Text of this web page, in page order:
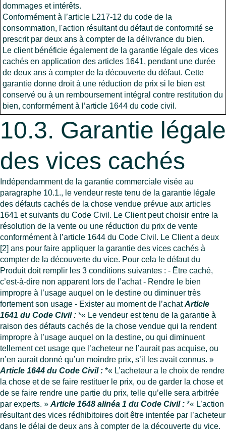
dommages et intérêts.
Conformément à l’article L217-12 du code de la
consommation, l'action résultant du défaut de conformité se
prescrit par deux ans à compter de la délivrance du bien.
Le client bénéficie également de la garantie légale des vices
cachés en application des articles 1641, pendant une durée
de deux ans à compter de la découverte du défaut. Cette
garantie donne droit à une réduction de prix si le bien est
conservé ou à un remboursement intégral contre restitution du
bien, conformément à l’article 1644 du code civil.
10.3. Garantie légale
des vices cachés
Indépendamment de la garantie commerciale visée au
paragraphe 10.1., le vendeur reste tenu de la garantie légale
des défauts cachés de la chose vendue prévue aux articles
1641 et suivants du Code Civil. Le Client peut choisir entre la
résolution de la vente ou une réduction du prix de vente
conformément à l’article 1644 du Code Civil. Le Client a deux
[2] ans pour faire appliquer la garantie des vices cachés à
compter de la découverte du vice. Pour cela le défaut du
Produit doit remplir les 3 conditions suivantes : - Être caché,
c’est-à-dire non apparent lors de l’achat - Rendre le bien
impropre à l’usage auquel on le destine ou diminuer très
fortement son usage - Exister au moment de l’achatArticle
1641 du Code Civil : *« Le vendeur est tenu de la garantie à
raison des défauts cachés de la chose vendue qui la rendent
impropre à l’usage auquel on la destine, ou qui diminuent
tellement cet usage que l’acheteur ne l’aurait pas acquise, ou
n’en aurait donné qu’un moindre prix, s’il les avait connus. »
Article 1644 du Code Civil : *« L’acheteur a le choix de rendre
la chose et de se faire restituer le prix, ou de garder la chose et
de se faire rendre une partie du prix, telle qu’elle sera arbitrée
par experts. » Article 1648 alinéa 1 du Code Civil : *« L’action
résultant des vices rédhibitoires doit être intentée par l’acheteur
dans le délai de deux ans à compter de la découverte du vice.